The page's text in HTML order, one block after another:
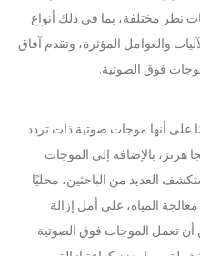
نظر مختلفة، بما في ذلك أنواع
والعوامل المؤثرة، وتقدم آفاق
فوق الصوتية.
على أنها موجات صوتية ذات تردد
يتراوح بين 20 كيلو هرتز و10 ميجا هرتز، بالإضافة إلى الموجات
العديد من الباحثين، محليًا
المياه، على أمل إزالة
أن تعمل الموجات فوق الصوتية